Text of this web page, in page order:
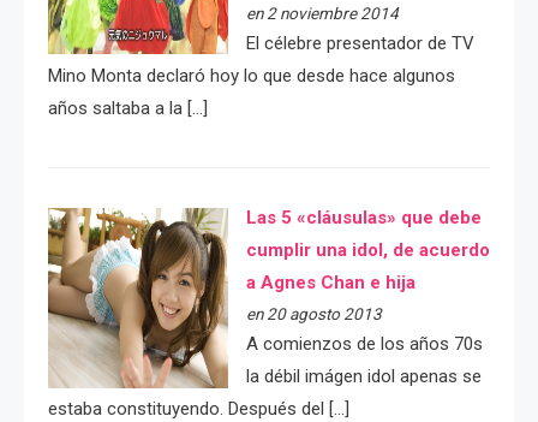
en 2 noviembre 2014
El célebre presentador de TV
Mino Monta declaró hoy lo que desde hace algunos
años saltaba a la […]
Las 5 «cláusulas» que debe
cumplir una idol, de acuerdo
a Agnes Chan e hija
en 20 agosto 2013
A comienzos de los años 70s
la débil imágen idol apenas se
estaba constituyendo. Después del […]